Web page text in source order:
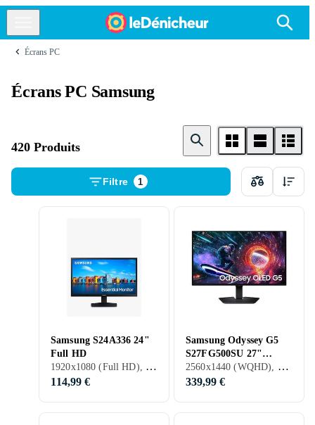
Écrans PC
Écrans PC Samsung
420 Produits
Filtre 1
Samsung S24A336 24"
Full HD
1920x1080 (Full HD), 24 pouces, LCD, 60 Hz
114,99 €
Samsung Odyssey G5
S27FG500SU 27"
Gaming QHD 180Hz 2560x1440 (WQHD), 27 pouces, OLED, 180 Hz
339,99 €